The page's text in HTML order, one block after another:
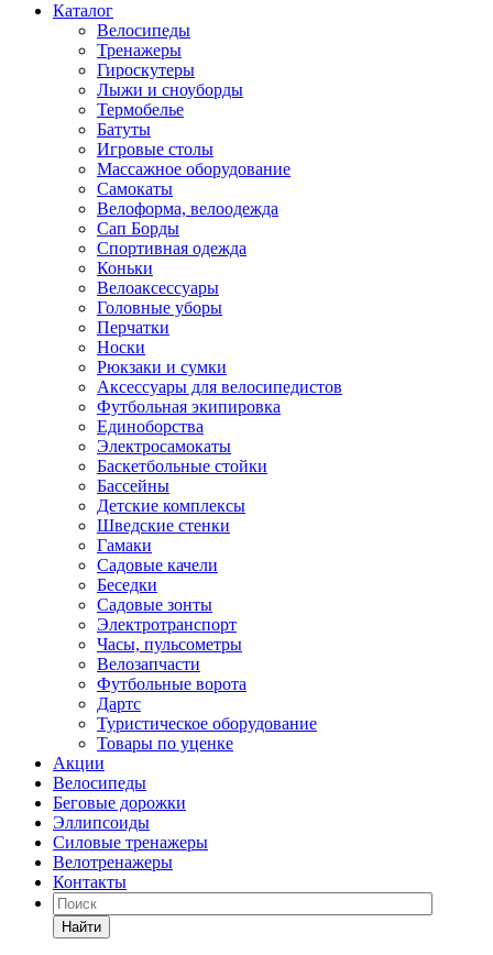
Каталог
Велосипеды
Тренажеры
Гироскутеры
Лыжи и сноуборды
Термобелье
Батуты
Игровые столы
Массажное оборудование
Самокаты
Велоформа, велоодежда
Сап Борды
Спортивная одежда
Коньки
Велоаксессуары
Головные уборы
Перчатки
Носки
Рюкзаки и сумки
Аксессуары для велосипедистов
Футбольная экипировка
Единоборства
Электросамокаты
Баскетбольные стойки
Бассейны
Детские комплексы
Шведские стенки
Гамаки
Садовые качели
Беседки
Садовые зонты
Электротранспорт
Часы, пульсометры
Велозапчасти
Футбольные ворота
Дартс
Туристическое оборудование
Товары по уценке
Акции
Велосипеды
Беговые дорожки
Эллипсоиды
Силовые тренажеры
Велотренажеры
Контакты
Найти